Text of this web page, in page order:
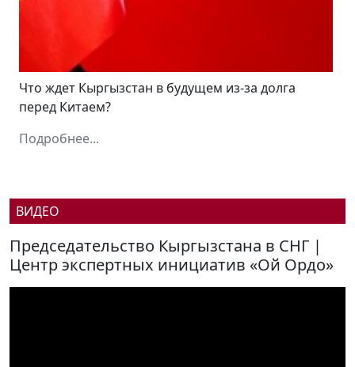
Что ждет Кыргызстан в будущем из-за долга
перед Китаем?
Подробнее...
ВИДЕО
Председательство Кыргызстана в СНГ |
Центр экспертных инициатив «Ой Ордо»